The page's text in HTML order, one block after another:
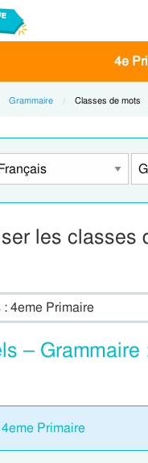
4e
Grammaire Current:
Classes de mots
les classes
4eme Primaire
–
Primaire